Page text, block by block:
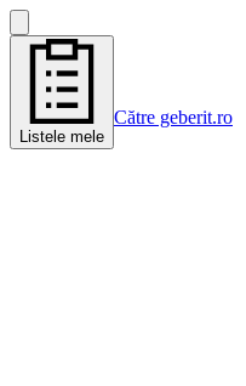
Listele mele
Către geberit.ro